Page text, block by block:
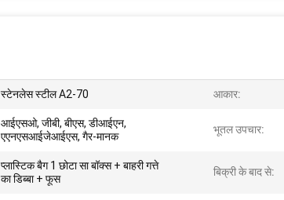
स्टेनलेस स्टील A2-70 आकार:
आईएसओ, जीबी, बीएस, डीआईएन,
एएनएसआईजेआईएस, गैर-मानक
भूतल उपचार:
प्लास्टिक बैग 1 छोटा सा बॉक्स + बाहरी गत्ते
का डिब्बा + फूस
बिक्री के बाद से: